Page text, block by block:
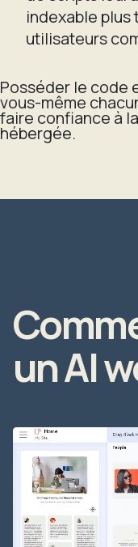
indexable
utilisateurs
Posséder le code
vous-même
faire confiance à
hébergée.
un AI